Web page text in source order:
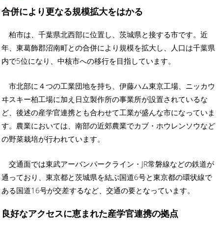
合併により更なる規模拡大をはかる
柏市は、千葉県北西部に位置し、茨城県と接する市です。近
年、東葛飾郡沼南町との合併により規模を拡大し、人口は千葉県
内で5位になり、中核市への移行を目指しています。
市北部に４つの工業団地を持ち、伊藤ハム東京工場、ニッカウ
ヰスキー柏工場に加え日立製作所の事業所が設置されているな
ど、後述の産学官連携とも合わせて工業が盛んな市になっていま
す。農業においては、南部の近郊農業でカブ・ホウレンソウなど
の野菜栽培が行われています。
交通面では東武アーバンパークライン・JR常磐線などの鉄道が
通っており、東京都と茨城県を結ぶ国道6号と東京都の環状線で
ある国道16号が交差するなど、交通の要となっています。
良好なアクセスに恵まれた産学官連携の拠点